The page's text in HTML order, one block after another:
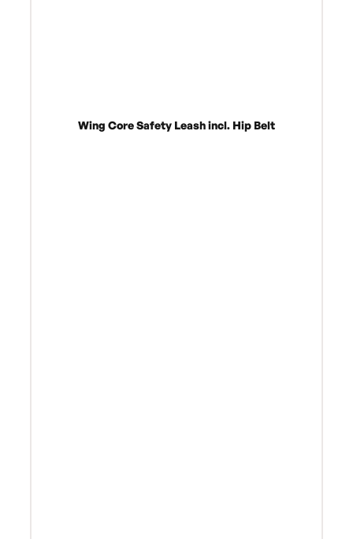
Wing Core Safety Leash incl. Hip Belt